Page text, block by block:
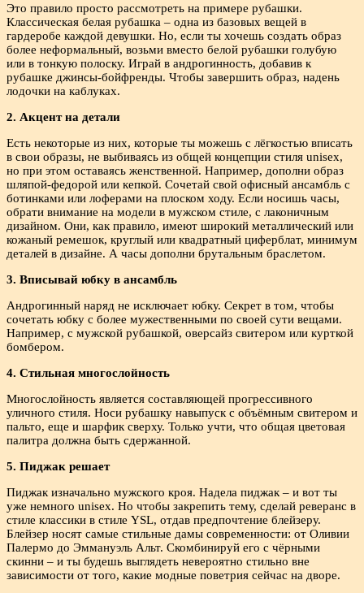
Это правило просто рассмотреть на примере рубашки.
Классическая белая рубашка – одна из базовых вещей в
гардеробе каждой девушки. Но, если ты хочешь создать образ
более неформальный, возьми вместо белой рубашки голубую
или в тонкую полоску. Играй в андрогинность, добавив к
рубашке джинсы-бойфренды. Чтобы завершить образ, надень
лодочки на каблуках.
2. Акцент на детали
Есть некоторые из них, которые ты можешь с лёгкостью вписать
в свои образы, не выбиваясь из общей концепции стиля unisex,
но при этом оставаясь женственной. Например, дополни образ
шляпой-федорой или кепкой. Сочетай свой офисный ансамбль с
ботинками или лоферами на плоском ходу. Если носишь часы,
обрати внимание на модели в мужском стиле, с лаконичным
дизайном. Они, как правило, имеют широкий металлический или
кожаный ремешок, круглый или квадратный циферблат, минимум
деталей в дизайне. А часы дополни брутальным браслетом.
3. Вписывай юбку в ансамбль
Андрогинный наряд не исключает юбку. Секрет в том, чтобы
сочетать юбку с более мужественными по своей сути вещами.
Например, с мужской рубашкой, оверсайз свитером или курткой
бомбером.
4. Стильная многослойность
Многослойность является составляющей прогрессивного
уличного стиля. Носи рубашку навыпуск с объёмным свитером и
пальто, еще и шарфик сверху. Только учти, что общая цветовая
палитра должна быть сдержанной.
5. Пиджак решает
Пиджак изначально мужского кроя. Надела пиджак – и вот ты
уже немного unisex. Но чтобы закрепить тему, сделай реверанс в
стиле классики в стиле YSL, отдав предпочтение блейзеру.
Блейзер носят самые стильные дамы современности: от Оливии
Палермо до Эммануэль Альт. Скомбинируй его с чёрными
скинни – и ты будешь выглядеть невероятно стильно вне
зависимости от того, какие модные поветрия сейчас на дворе.